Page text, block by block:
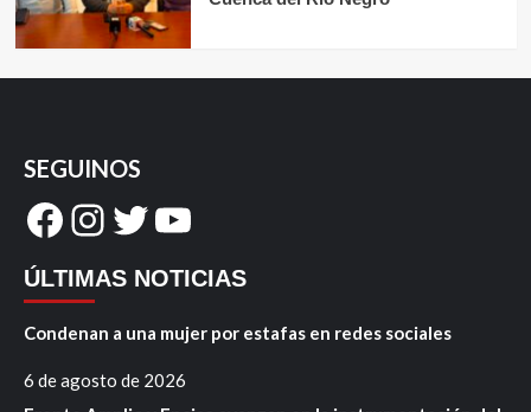
SEGUINOS
Facebook
Instagram
Twitter
YouTube
ÚLTIMAS NOTICIAS
Condenan a una mujer por estafas en redes sociales
6 de agosto de 2026